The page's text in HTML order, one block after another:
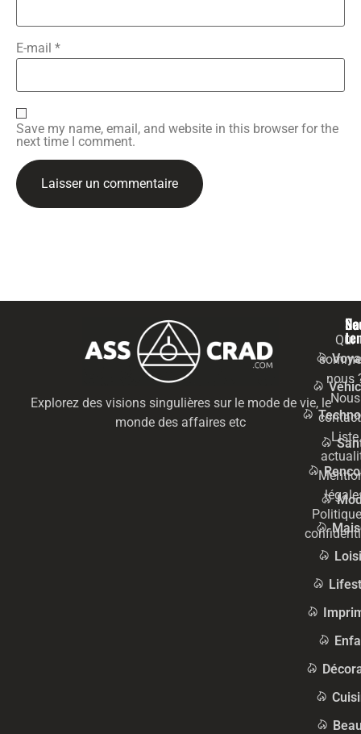
E-mail *
Save my name, email, and website in this browser for the
next time I comment.
Explorez des visions singulières sur le mode de vie, le
monde des affaires etc
Qui
nous
Nous
Liste